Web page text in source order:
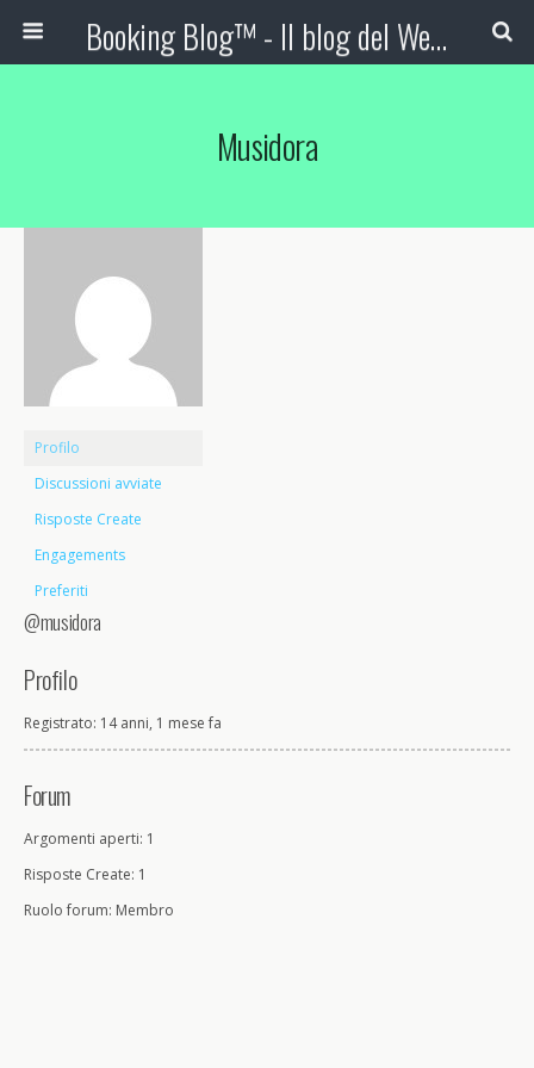
Booking Blog™ - Il blog del Web Marketing Turistico
Musidora
Profilo
Discussioni avviate
Risposte Create
Engagements
Preferiti
@musidora
Profilo
Registrato: 14 anni, 1 mese fa
Forum
Argomenti aperti: 1
Risposte Create: 1
Ruolo forum: Membro